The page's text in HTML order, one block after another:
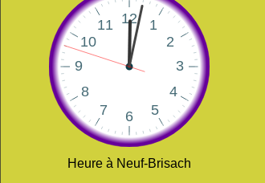
Heure à Neuf-Brisach